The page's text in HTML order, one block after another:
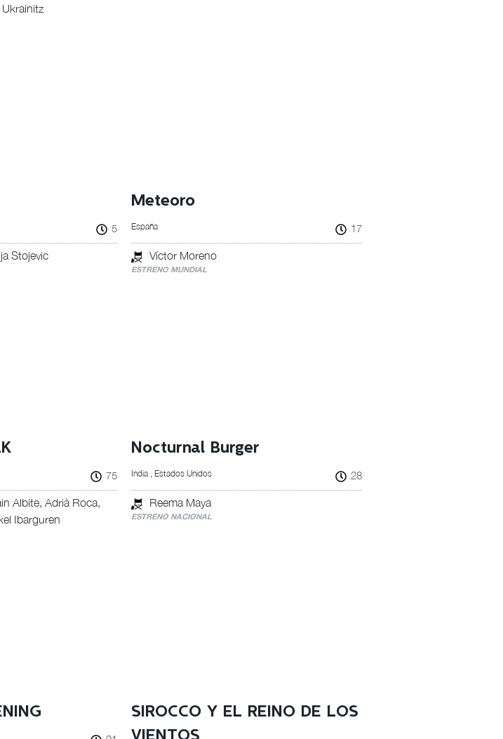
5
Stojevic
Meteoro
España 17
Víctor Moreno
ESTRENO MUNDIAL
75
Albite, Adrià Roca,
Ibarguren
Nocturnal Burger
India , Estados Unidos 28
Reema Maya
ESTRENO NACIONAL
SIROCCO Y EL REINO DE LOS